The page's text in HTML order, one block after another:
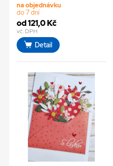
na objednávku
do 7 dní
od 121,0 Kč
vč. DPH
Detail